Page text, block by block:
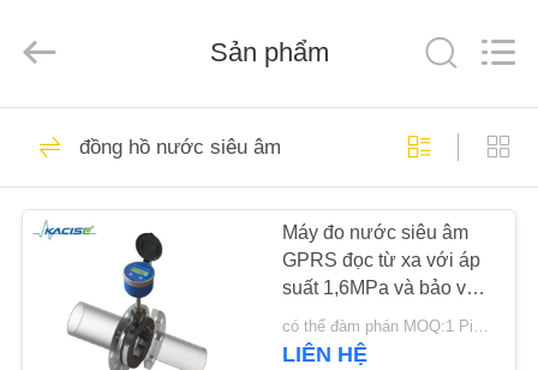
NHÀ
SẢN
PHẨM
VIDEO
Xi'an
Kacise
All
Reserved.
Cảm biến chất
lượng nước
632
Sản phẩm
đồng hồ nước siêu âm
Máy đo nước siêu âm
GPRS đọc từ xa với áp
suất 1,6MPa và bảo vệ
IP68 để đo lưu lượng
hai chiều
có thể đàm phán MOQ:1 Piece/Pieces
LIÊN HỆ